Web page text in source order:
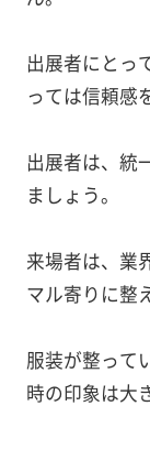
出展者にとっ
っては信頼感
出展者は、統
ましょう。
来場者は、業
マル寄りに整
服装が整って
時の印象は大